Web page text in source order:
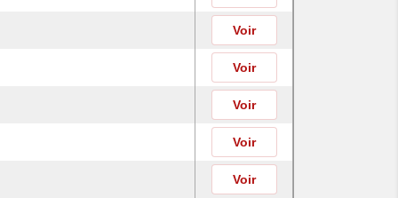
Voir
Voir
Voir
Voir
Voir